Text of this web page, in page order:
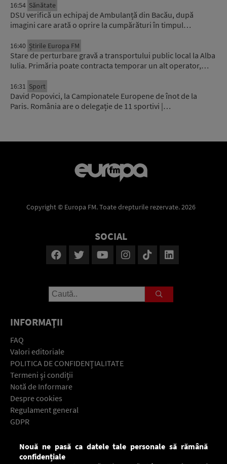
16:54 Sănătate
DSU verifică un echipaj de Ambulanță din Bacău, după
imagini care arată o oprire la cumpărături în timpul…
16:40 Știrile Europa FM
Stare de perturbare gravă a transportului public local la Alba
Iulia. Primăria poate contracta temporar un alt operator,…
16:31 Sport
David Popovici, la Campionatele Europene de înot de la
Paris. România are o delegație de 11 sportivi |…
Copyright © Europa FM. Toate drepturile rezervate. 2026
SOCIAL
INFORMAŢII
FAQ
Valori editoriale
POLITICA DE CONFIDENŢIALITATE
Termeni şi condiţii
Notă de Informare
Despre cookies
Regulament general
GDPR
Descarcă gratuit aplicaţia Europa FM pentru smartphone:
Nouă ne pasă ca datele tale personale să rămână
confidențiale